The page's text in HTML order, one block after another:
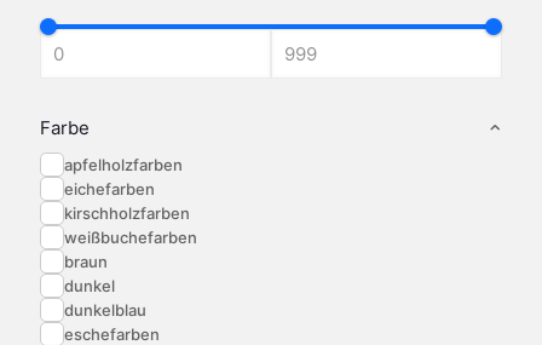
Farbe
apfelholzfarben
eichefarben
kirschholzfarben
weißbuchefarben
braun
dunkel
dunkelblau
eschefarben